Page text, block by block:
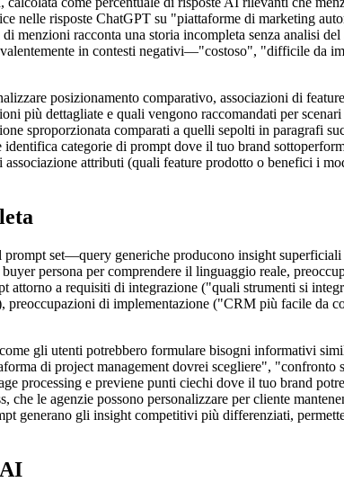
nelle risposte ChatGPT su "piattaforme di marketing
menzioni racconta una storia incompleta senza analisi
in contesti negativi—"costoso", "difficile da
posizionamento comparativo, associazioni di
più dettagliate e quali vengono raccomandati per
sproporzionata comparati a quelli sepolti in paragrafi
categorie di prompt dove il tuo brand
attributi (quali feature prodotto o benefici i
set—query generiche producono insight
persona per comprendere il linguaggio reale,
attorno a requisiti di integrazione ("quali strumenti si
di implementazione ("CRM più facile da
gli utenti potrebbero formulare bisogni informativi
di project management dovrei scegliere",
processing e previene punti ciechi dove il tuo brand
le agenzie possono personalizzare per cliente
generano gli insight competitivi più differenziati,